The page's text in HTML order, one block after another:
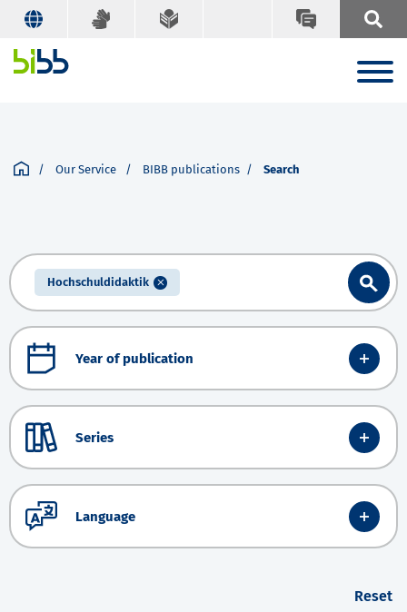
Our Service BIBB publications Search
Hochschuldidaktik
Year of publication
Series
Language
Reset